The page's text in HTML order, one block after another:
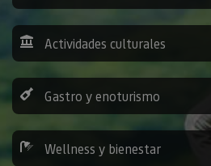
Actividades culturales
Gastro y enoturismo
Wellness y bienestar